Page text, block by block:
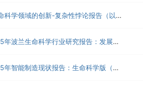
科睿唯安：2025年生命科学领域的创新-复杂性悖论报告（以双特异性抗体为例）（34页）.pdf
波兰投资贸易局：2025年波兰生命科学行业研究报告：发展现状、生态体系与增长机遇（英文版）（80页）.pdf
罗克韦尔自动化：2025年智能制造现状报告：生命科学版（12页）.pdf